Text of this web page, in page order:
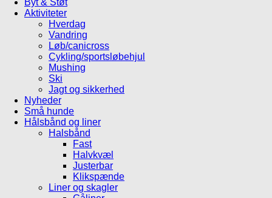
Byt & Støt
Aktiviteter
Hverdag
Vandring
Løb/canicross
Cykling/sportsløbehjul
Mushing
Ski
Jagt og sikkerhed
Nyheder
Små hunde
Hålsbånd og liner
Halsbånd
Fast
Halvkvæl
Justerbar
Klikspænde
Liner og skagler